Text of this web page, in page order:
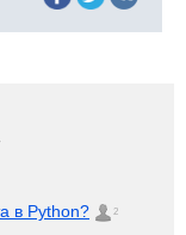
в Python? 2